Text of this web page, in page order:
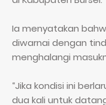
Ia menyatakan
diwarnai dengan
menghalangi
“Jika kondisi ini
dua kali untuk